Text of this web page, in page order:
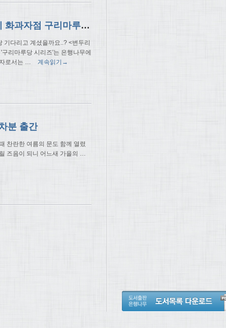
마음이 담긴 화과자의 힘 <변두리 화과자점 구리마루당 3 · 4>
기다리고 계셨을까요..? <변두리
리마루당 시리즈'는 은행나무에
로서는
계속읽기→
분 출간
찬란한 여름의 문도 함께 열렸
즈음이 되니 어느새 가을의